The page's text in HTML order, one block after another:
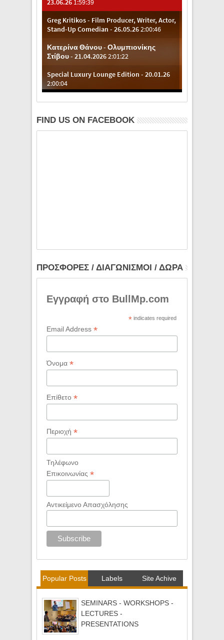
FIND US ON FACEBOOK
ΠΡΟΣΦΟΡΕΣ / ΔΙΑΓΩΝΙΣΜΟΙ / ΔΩΡΑ
Εγγραφή στο BullMp.com
*indicates required
Email Address *
Όνομα *
Επίθετο *
Περιοχή *
Τηλέφωνο
Επικοινωνίας *
Αντικείμενο Απασχόλησης
Popular Posts Labels Site Achive
SEMINARS - WORKSHOPS -
LECTURES -
PRESENTATIONS